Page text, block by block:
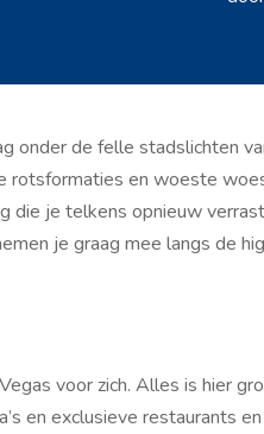
onder de felle stadslichten
rotsformaties en woeste
die je telkens opnieuw
je graag mee langs de
voor zich. Alles is hier
en exclusieve restaurants